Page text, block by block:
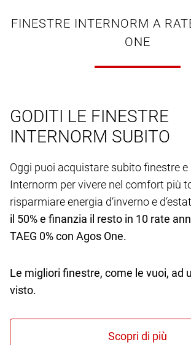
FINESTRE INTERNORM A
ONE
GODITI LE FINESTRE
INTERNORM SUBITO
Oggi puoi acquistare subito finestre
Internorm per vivere nel comfort più
risparmiare energia d‘inverno e
il 50% e finanzia il resto in 10 rate
TAEG 0% con Agos One.
Le migliori finestre, come le vuoi, ad
visto.